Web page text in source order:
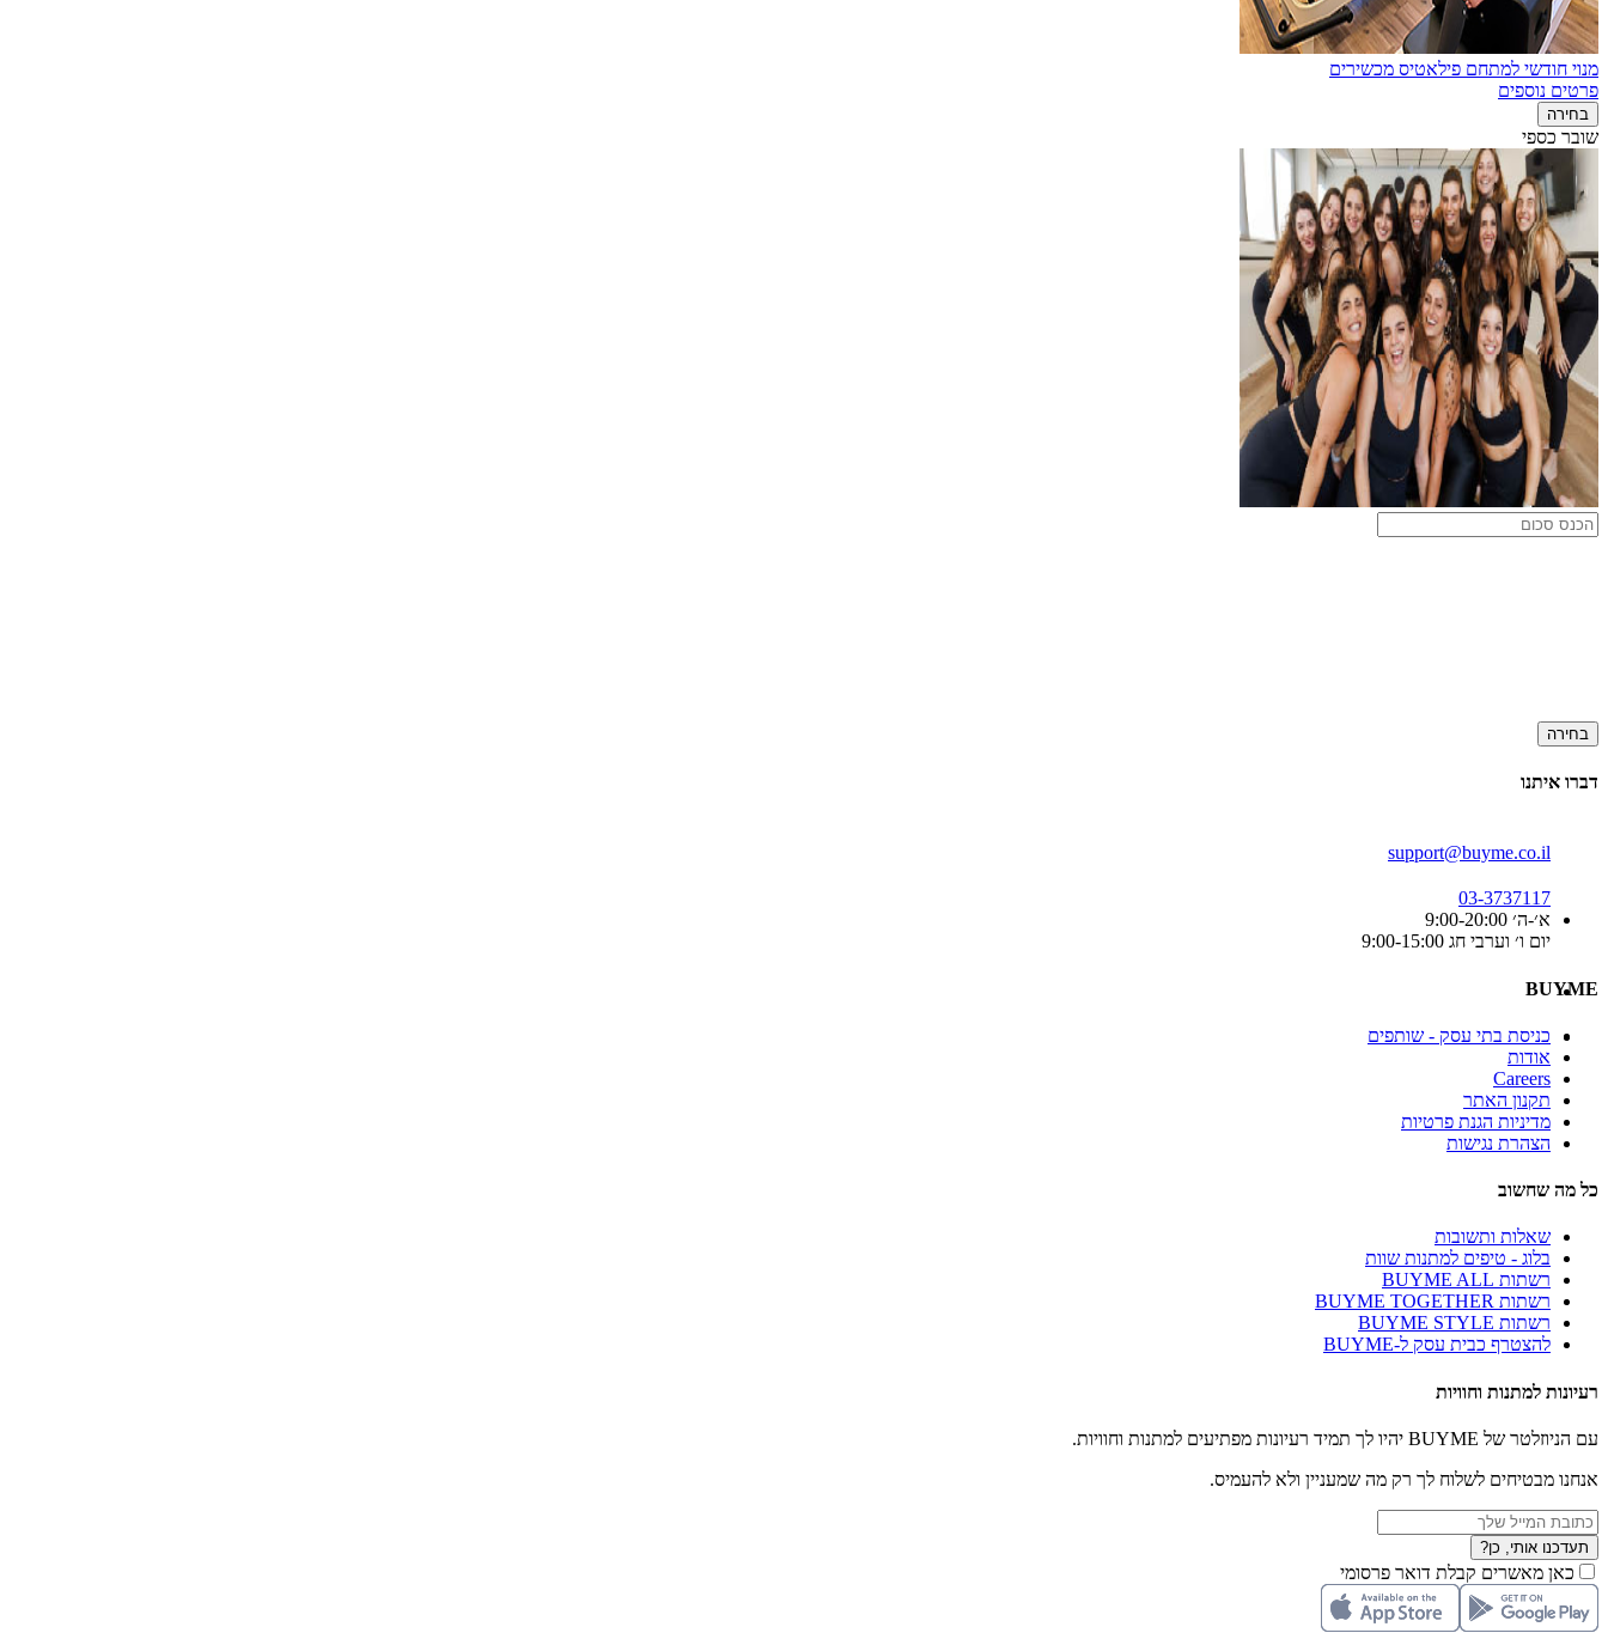
מנוי חודשי למתחם פילאטיס מכשירים
פרטים נוספים
בחירה
שובר כספי
בחירה
דברו איתנו
support@buyme.co.il
03-3737117
א׳-ה׳ 9:00-20:00
יום ו׳ וערבי חג 9:00-15:00
BUYME
כניסת בתי עסק - שותפים
אודות
Careers
תקנון האתר
מדיניות הגנת פרטיות
הצהרת נגישות
כל מה שחשוב
שאלות ותשובות
בלוג - טיפים למתנות שוות
רשתות BUYME ALL
רשתות BUYME TOGETHER
רשתות BUYME STYLE
להצטרף כבית עסק ל-BUYME
רעיונות למתנות וחוויות
עם הניוזלטר של BUYME יהיו לך תמיד רעיונות מפתיעים למתנות וחוויות.
אנחנו מבטיחים לשלוח לך רק מה שמעניין ולא להעמיס.
תעדכנו אותי, כן?
כאן מאשרים קבלת דואר פרסומי